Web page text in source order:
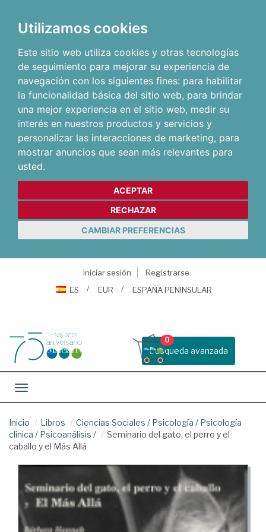
Utilizamos cookies
Este sitio web utiliza cookies y otras tecnologías
de seguimiento para mejorar su experiencia de
navegación con los siguientes fines: para habilitar
la funcionalidad básica del sitio web, para brindar
una mejor experiencia en el sitio web, medir su
interés en nuestros productos y servicios y
personalizar las interacciones de marketing, para
mostrar anuncios que sean más relevantes para
usted.
ACEPTAR
RECHAZAR
CAMBIAR PREFERENCIAS
Iniciar sesión
Registrarse
ES
EUR ESPAÑA PENINSULAR
Busqueda avanzada
0
Toggle navigation
Inicio Libros Ciencias Sociales / Psicología / Psicología
clínica / Psicoanálisis /
Seminario del gato, el perro y el
caballo y el Más Allá